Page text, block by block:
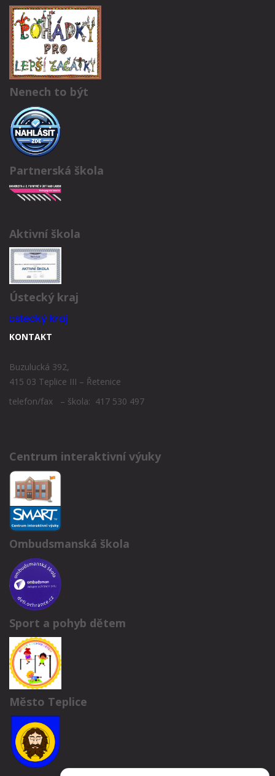
Nenech to být
Partnerská škola
Aktivní škola
Ústecký kraj
KONTAKT
Buzulucká 392,
415 03 Teplice III – Řetenice
telefon/fax – škola: 417 530 497
Centrum interaktivní výuky
Ombudsmanská škola
Sport a pohyb dětem
Město Teplice